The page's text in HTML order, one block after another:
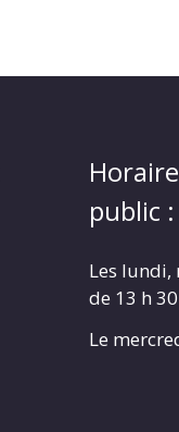
public :
Les
de 13 h
Le